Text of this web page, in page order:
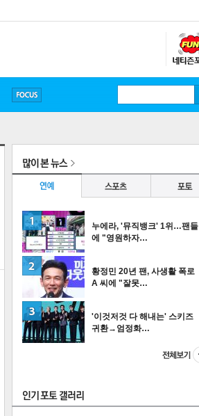
누에라, '뮤직뱅크' 1위…팬들
에 "영원하자…
황정민 20년 팬, 사생활 폭로
A 씨에 "잘못…
'이것저것 다 해내는' 스키즈
귀환→엄정화…